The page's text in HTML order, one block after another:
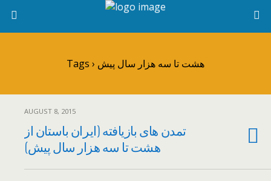
Tags › هشت تا سه هزار سال پیش
AUGUST 8, 2015
تمدن های بازیافته (ایران باستان از
هشت تا سه هزار سال پیش)